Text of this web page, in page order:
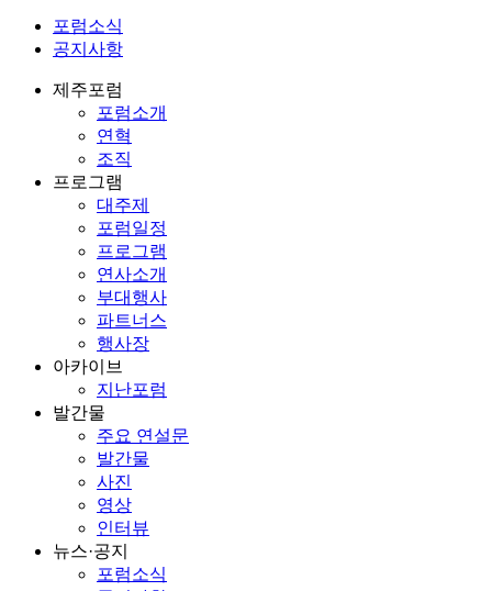
포럼소식
공지사항
제주포럼
포럼소개
연혁
조직
프로그램
대주제
포럼일정
프로그램
연사소개
부대행사
파트너스
행사장
아카이브
지난포럼
발간물
주요 연설문
발간물
사진
영상
인터뷰
뉴스·공지
포럼소식